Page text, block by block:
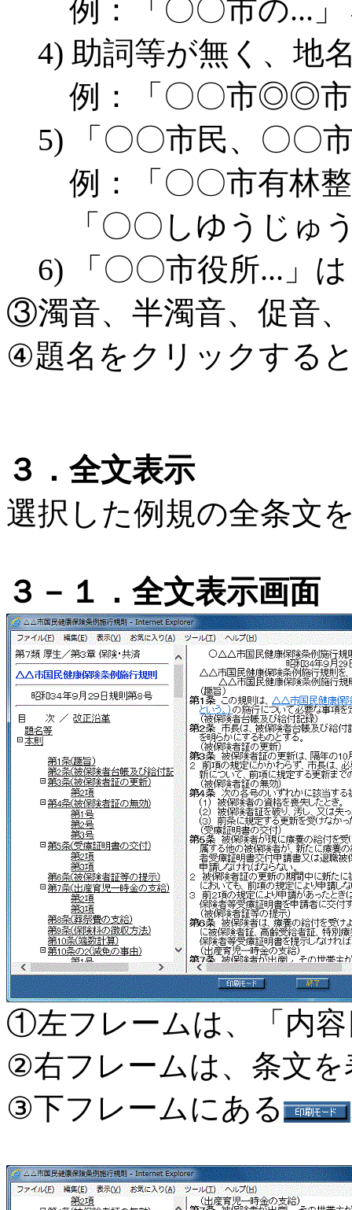
例：「〇〇市の...
4) 助詞等が無く、地
例：「〇〇市◎◎市
5) 「〇〇市民、〇
例：「〇〇市有林
「〇〇しゆうじゅ
6) 「〇〇市役所...」
③濁音、半濁音、促音
④題名をクリックする
３．全文表示
選択した例規の全条文
３－１．全文表示画面
①左フレームは、「内
②右フレームは、条文を
③下フレームにある